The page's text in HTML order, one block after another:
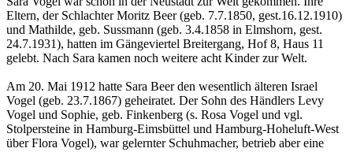
Eltern, der Schlachter Moritz Beer (geb. 7.7.1850, gest.16.12.1910)
und Mathilde, geb. Sussmann (geb. 3.4.1858 in Elmshorn, gest.
24.7.1931), hatten im Gängeviertel Breitergang, Hof 8, Haus 11
gelebt. Nach Sara kamen noch weitere acht Kinder zur Welt.
Am 20. Mai 1912 hatte Sara Beer den wesentlich älteren Israel
Vogel (geb. 23.7.1867) geheiratet. Der Sohn des Händlers Levy
Vogel und Sophie, geb. Finkenberg (s. Rosa Vogel und vgl.
Stolpersteine in Hamburg-Eimsbüttel und Hamburg-Hoheluft-West
über Flora Vogel), war gelernter Schuhmacher, betrieb aber eine